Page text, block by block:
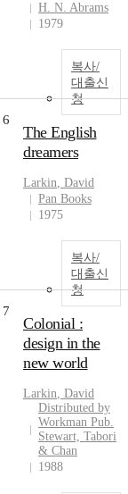
H. N. Abrams
1979
복사/
대출신
청
6
The English
dreamers
Larkin, David
Pan Books
1975
복사/
대출신
청
7
Colonial :
design in the
new world
Larkin, David
Distributed by
Workman Pub.
Stewart, Tabori
& Chan
1988